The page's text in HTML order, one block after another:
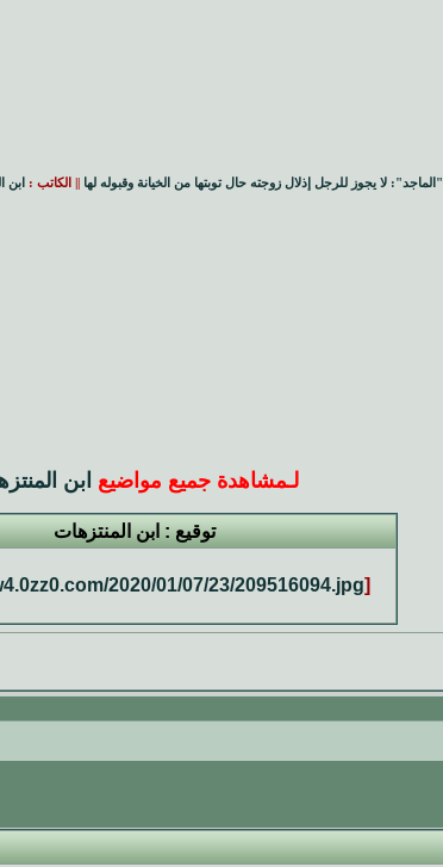
"الماجد": لا يجوز للرجل إذلال زوجته حال توبتها من الخيانة وقبوله لها || الكاتب : ابن
لـمشاهدة جميع مواضيع ابن
توقيع : ابن المنتزهات
[
2020/01/07/23/209516094.jpg